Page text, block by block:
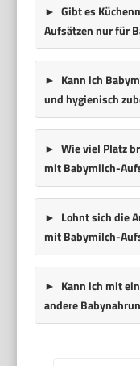
Gibt es
Aufsätzen nur für
Kann ich
und hygienisch
Wie viel Platz
mit Babymilch-
Lohnt sich die
mit Babymilch-
Kann ich mit
andere